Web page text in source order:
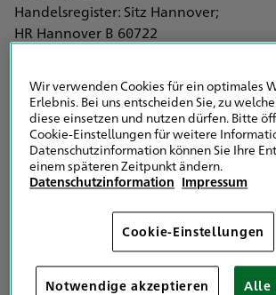
Handelsregister: Sitz Hannover;
HR Hannover B 60722
Versicherungsvertreter mit Erlaubnis
Gewerbeordnung (GewO)
Eingetragen in das Vermittlerregister
Satz 1 GewO
Vermittlerregister Registernummer: D-
Industrie- und Handelskammer Hannover
Schiffgraben 49
30175 Hannover
Wir verwenden Cookies für ein optimales
Erlebnis. Bei uns entscheiden Sie, zu
diese einsetzen und nutzen dürfen. Bitte
Cookie-Einstellungen für weitere
Datenschutzinformation können Sie Ihre
einem späteren Zeitpunkt ändern.
Datenschutzinformation Impressum
Cookie-Einstellungen
Notwendige akzeptieren Alle